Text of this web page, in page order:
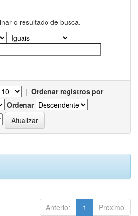
o resultado de busca.
| Ordenar registros por
Ordenar
Anterior 1 Próximo